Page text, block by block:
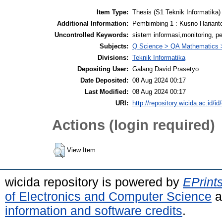
Item Type: Thesis (S1 Teknik Informatika)
Additional Information:
Pembimbing 1 : Kusno
Uncontrolled Keywords: sistem informasi,monitoring,
Subjects: Q Science > QA Mathematics
Divisions: Teknik Informatika
Depositing User: Galang David Prasetyo
Date Deposited: 08 Aug 2024 00:17
Last Modified: 08 Aug 2024 00:17
URI:
http://repository.wicida.ac.id/
Actions (login required)
View Item
wicida repository is powered by
of Electronics and Computer Science
information and software credits.